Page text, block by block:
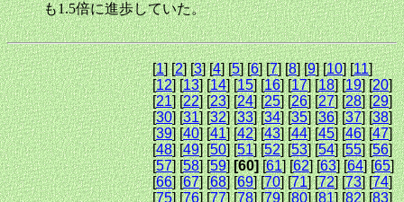
も1.5倍に進歩していた。
[1] [2] [3] [4] [5] [6] [7] [8] [9] [10] [11]
[12] [13] [14] [15] [16] [17] [18] [19] [20]
[21] [22] [23] [24] [25] [26] [27] [28] [29]
[30] [31] [32] [33] [34] [35] [36] [37] [38]
[39] [40] [41] [42] [43] [44] [45] [46] [47]
[48] [49] [50] [51] [52] [53] [54] [55] [56]
[57] [58] [59][60][61] [62] [63] [64] [65]
[66] [67] [68] [69] [70] [71] [72] [73] [74]
[75] [76] [77] [78] [79] [80] [81] [82] [83]